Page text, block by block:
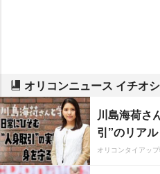
オリコンニュース イチオ
川島海荷さ
引”のリアル
オリコンタイアッ